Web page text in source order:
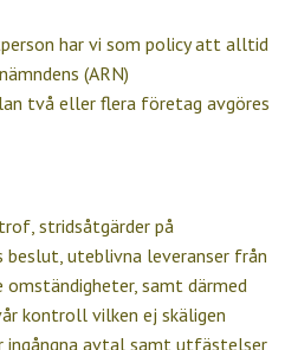
har vi som policy att alltid
(ARN)
två eller flera företag avgöres
stridsåtgärder på
beslut, uteblivna leveranser från
samt därmed
kontroll vilken ej skäligen
ingångna avtal samt utfästelser